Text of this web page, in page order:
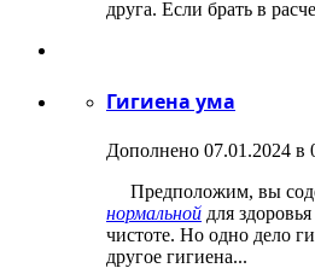
друга. Если брать в
Гигиена ума
Дополнено 07.01.2024 в
Предположим, вы
нормальной для
чистоте. Но одно дело
другое гигиена...